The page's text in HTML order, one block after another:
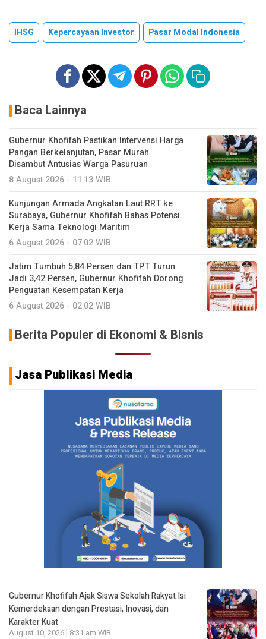
IHSG Kepercayaan Investor Pasar Modal Indonesia
Baca Lainnya
Gubernur Khofifah Pastikan Intervensi Harga
Pangan Berkelanjutan, Pasar Murah
Disambut Antusias Warga Pasuruan
8 August 2026 - 11:13 WIB
Kunjungan Armada Angkatan Laut RRT ke
Surabaya, Gubernur Khofifah Bahas Potensi
Kerja Sama Teknologi Maritim
6 August 2026 - 07:02 WIB
Jatim Tumbuh 5,84 Persen dan TPT Turun
Jadi 3,42 Persen, Gubernur Khofifah Dorong
Penguatan Kesempatan Kerja
6 August 2026 - 02:02 WIB
Berita Populer di Ekonomi & Bisnis
Jasa Publikasi Media
Gubernur Khofifah Ajak Siswa Sekolah Rakyat Isi
Kemerdekaan dengan Prestasi, Inovasi, dan
Karakter Kuat
August 10, 2026 | 8:31 am WIB